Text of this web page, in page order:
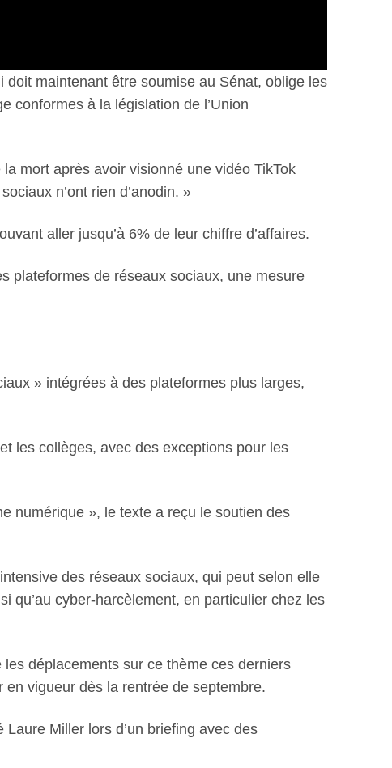
maintenant être soumise au Sénat, oblige les
conformes à la législation de l’Union
mort après avoir visionné une vidéo TikTok
n’ont rien d’anodin. »
aller jusqu’à 6% de leur chiffre d’affaires.
plateformes de réseaux sociaux, une mesure
» intégrées à des plateformes plus larges,
les collèges, avec des exceptions pour les
numérique », le texte a reçu le soutien des
des réseaux sociaux, qui peut selon elle
qu’au cyber-harcèlement, en particulier chez les
déplacements sur ce thème ces derniers
en vigueur dès la rentrée de septembre.
Miller lors d’un briefing avec des